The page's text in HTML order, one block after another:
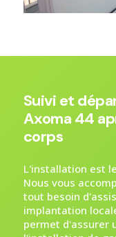
Suivi et
Axoma 44
corps
L'installation est
Nous vous
tout besoin
implantation
permet d'assurer